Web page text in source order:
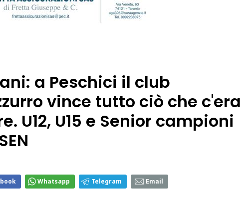
a Peschici il club
vince tutto ciò che c'era
U12, U15 e Senior campioni
Whatsapp Telegram Email